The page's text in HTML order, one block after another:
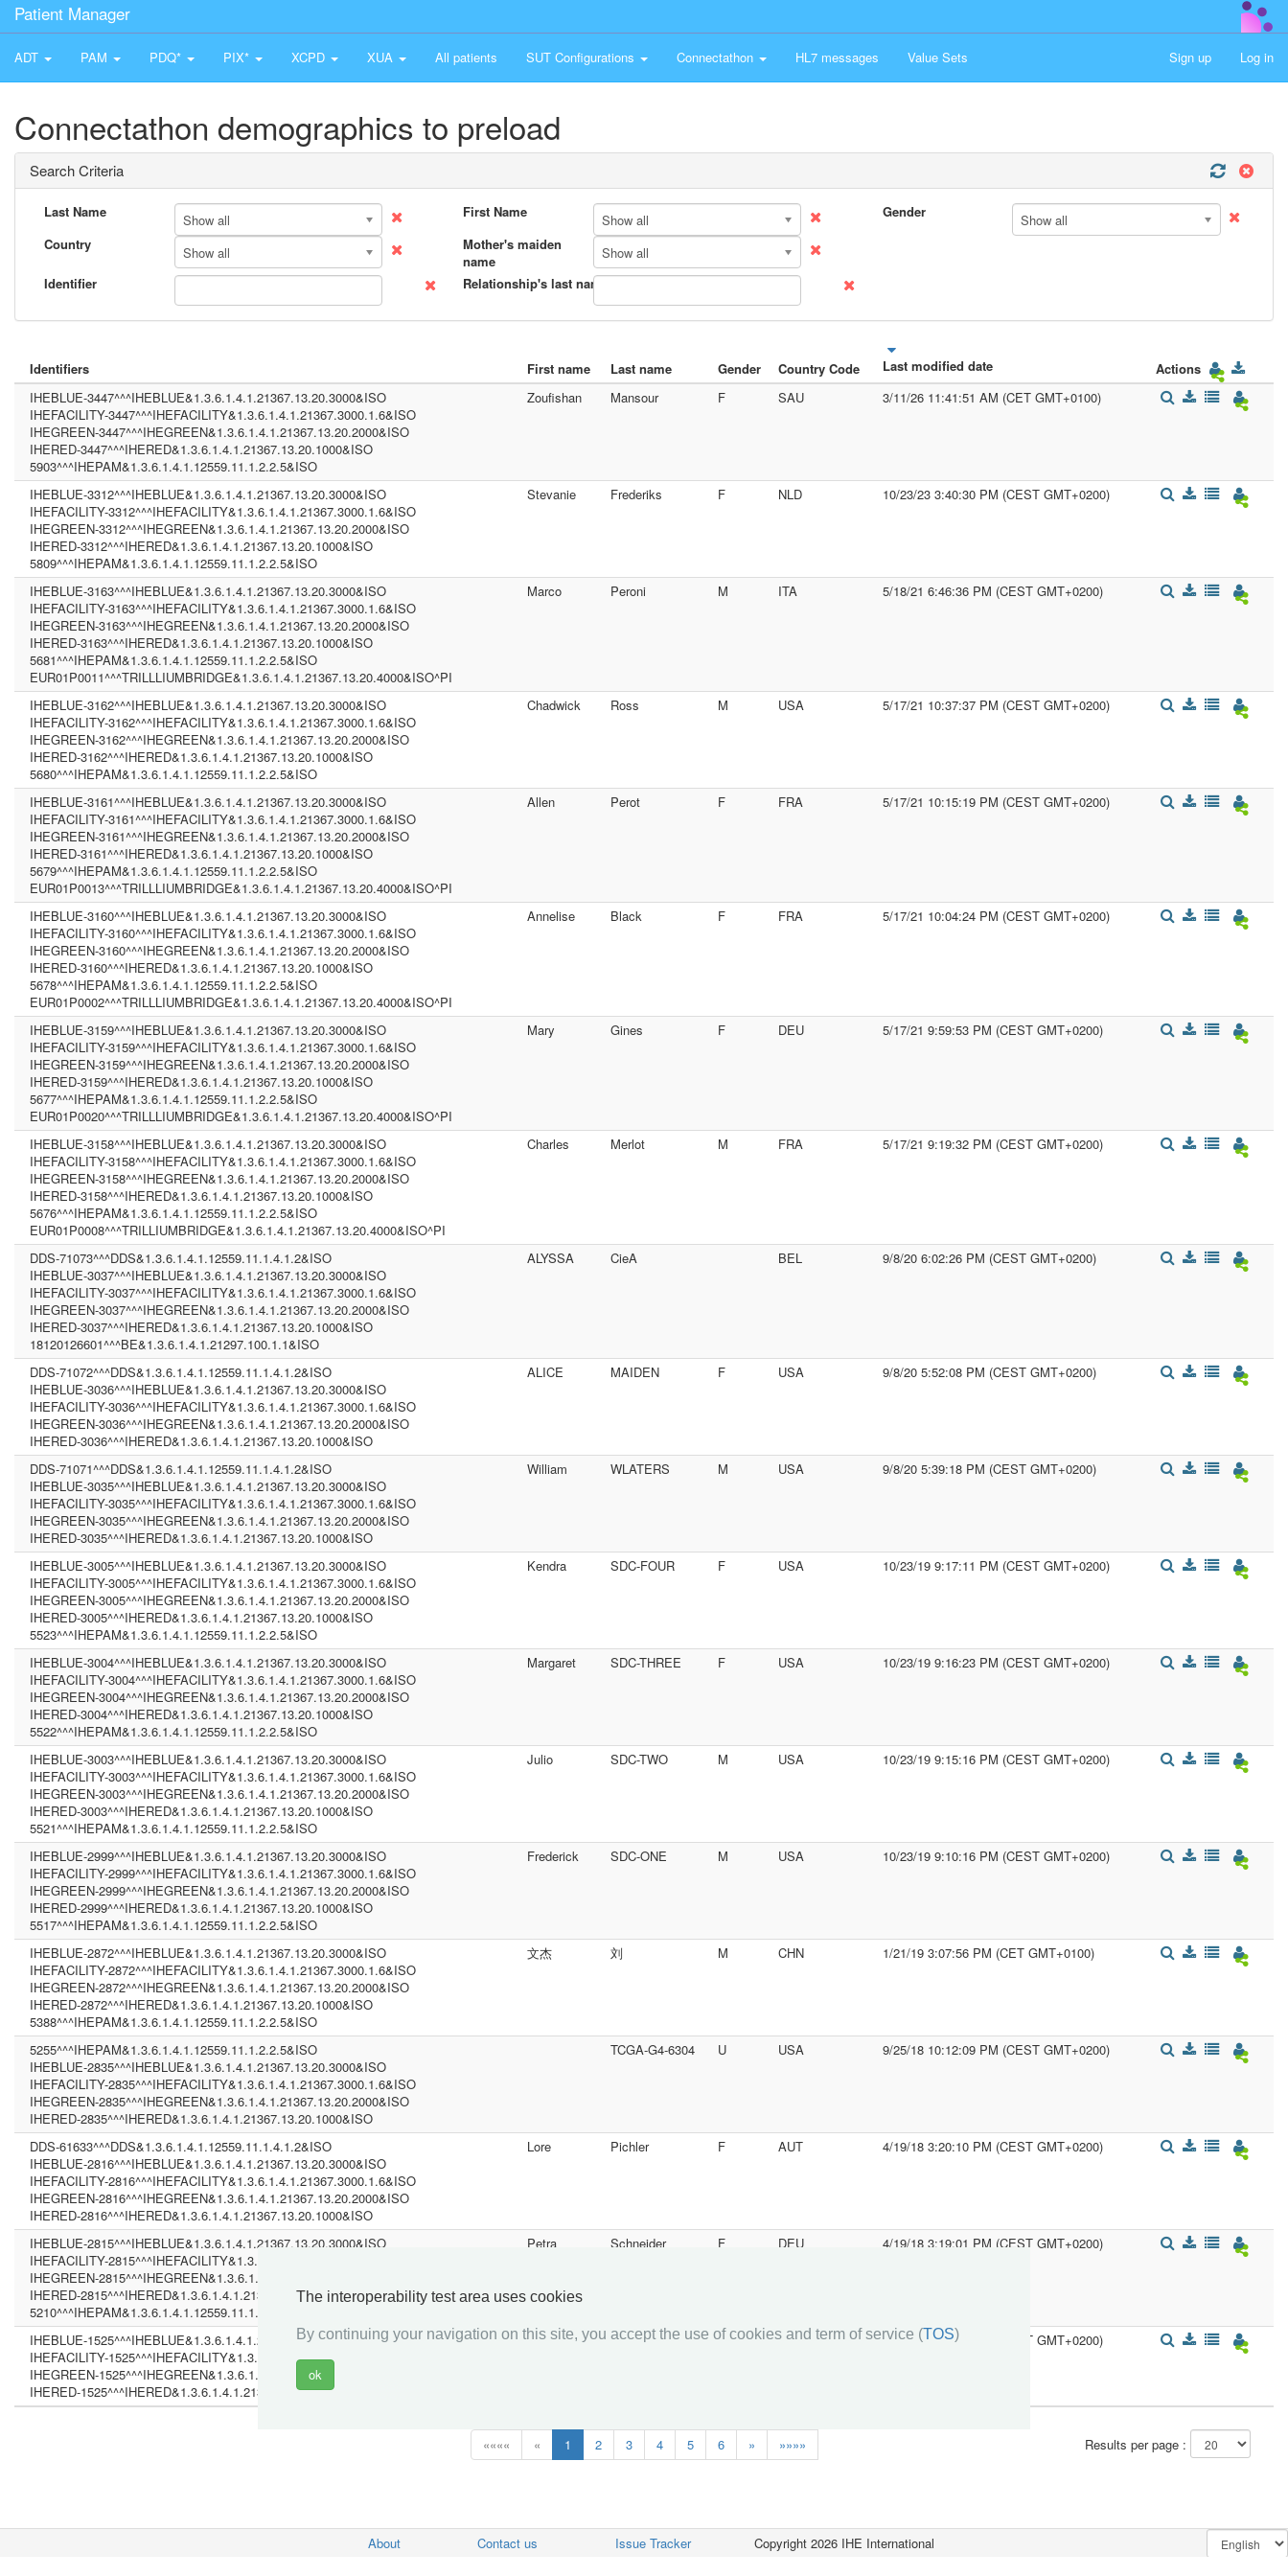
Patient Manager
ADT PAM PDQ* PIX* XCPD XUA All patients SUT Configurations Connectathon HL7 messages Value Sets Sign up Log in
Connectathon demographics to preload
Search Criteria
Last Name Show all First Name Show all Gender
Show all
Country
Show all
Mother's maiden
name
Show all
Identifier
Relationship's last name
Identifiers First name Last name Gender Country Code Last modified date Actions
«««« « 1 2 3 4 5 6 » »»»» Results per page :
IHEBLUE-3447^^^IHEBLUE&1.3.6.1.4.1.21367.13.20.3000&ISO
IHEFACILITY-3447^^^IHEFACILITY&1.3.6.1.4.1.21367.3000.1.6&ISO
IHEGREEN-3447^^^IHEGREEN&1.3.6.1.4.1.21367.13.20.2000&ISO
IHERED-3447^^^IHERED&1.3.6.1.4.1.21367.13.20.1000&ISO
5903^^^IHEPAM&1.3.6.1.4.1.12559.11.1.2.2.5&ISO
Zoufishan Mansour F SAU 3/11/26 11:41:51 AM (CET GMT+0100)
IHEBLUE-3312^^^IHEBLUE&1.3.6.1.4.1.21367.13.20.3000&ISO
IHEFACILITY-3312^^^IHEFACILITY&1.3.6.1.4.1.21367.3000.1.6&ISO
IHEGREEN-3312^^^IHEGREEN&1.3.6.1.4.1.21367.13.20.2000&ISO
IHERED-3312^^^IHERED&1.3.6.1.4.1.21367.13.20.1000&ISO
5809^^^IHEPAM&1.3.6.1.4.1.12559.11.1.2.2.5&ISO
Stevanie Frederiks F NLD 10/23/23 3:40:30 PM (CEST GMT+0200)
IHEBLUE-3163^^^IHEBLUE&1.3.6.1.4.1.21367.13.20.3000&ISO
IHEFACILITY-3163^^^IHEFACILITY&1.3.6.1.4.1.21367.3000.1.6&ISO
IHEGREEN-3163^^^IHEGREEN&1.3.6.1.4.1.21367.13.20.2000&ISO
IHERED-3163^^^IHERED&1.3.6.1.4.1.21367.13.20.1000&ISO
5681^^^IHEPAM&1.3.6.1.4.1.12559.11.1.2.2.5&ISO
EUR01P0011^^^TRILLLIUMBRIDGE&1.3.6.1.4.1.21367.13.20.4000&ISO^PI
Marco Peroni M ITA 5/18/21 6:46:36 PM (CEST GMT+0200)
IHEBLUE-3162^^^IHEBLUE&1.3.6.1.4.1.21367.13.20.3000&ISO
IHEFACILITY-3162^^^IHEFACILITY&1.3.6.1.4.1.21367.3000.1.6&ISO
IHEGREEN-3162^^^IHEGREEN&1.3.6.1.4.1.21367.13.20.2000&ISO
IHERED-3162^^^IHERED&1.3.6.1.4.1.21367.13.20.1000&ISO
5680^^^IHEPAM&1.3.6.1.4.1.12559.11.1.2.2.5&ISO
Chadwick Ross M USA 5/17/21 10:37:37 PM (CEST GMT+0200)
IHEBLUE-3161^^^IHEBLUE&1.3.6.1.4.1.21367.13.20.3000&ISO
IHEFACILITY-3161^^^IHEFACILITY&1.3.6.1.4.1.21367.3000.1.6&ISO
IHEGREEN-3161^^^IHEGREEN&1.3.6.1.4.1.21367.13.20.2000&ISO
IHERED-3161^^^IHERED&1.3.6.1.4.1.21367.13.20.1000&ISO
5679^^^IHEPAM&1.3.6.1.4.1.12559.11.1.2.2.5&ISO
EUR01P0013^^^TRILLLIUMBRIDGE&1.3.6.1.4.1.21367.13.20.4000&ISO^PI
Allen Perot F FRA 5/17/21 10:15:19 PM (CEST GMT+0200)
IHEBLUE-3160^^^IHEBLUE&1.3.6.1.4.1.21367.13.20.3000&ISO
IHEFACILITY-3160^^^IHEFACILITY&1.3.6.1.4.1.21367.3000.1.6&ISO
IHEGREEN-3160^^^IHEGREEN&1.3.6.1.4.1.21367.13.20.2000&ISO
IHERED-3160^^^IHERED&1.3.6.1.4.1.21367.13.20.1000&ISO
5678^^^IHEPAM&1.3.6.1.4.1.12559.11.1.2.2.5&ISO
EUR01P0002^^^TRILLLIUMBRIDGE&1.3.6.1.4.1.21367.13.20.4000&ISO^PI
Annelise Black F FRA 5/17/21 10:04:24 PM (CEST GMT+0200)
IHEBLUE-3159^^^IHEBLUE&1.3.6.1.4.1.21367.13.20.3000&ISO
IHEFACILITY-3159^^^IHEFACILITY&1.3.6.1.4.1.21367.3000.1.6&ISO
IHEGREEN-3159^^^IHEGREEN&1.3.6.1.4.1.21367.13.20.2000&ISO
IHERED-3159^^^IHERED&1.3.6.1.4.1.21367.13.20.1000&ISO
5677^^^IHEPAM&1.3.6.1.4.1.12559.11.1.2.2.5&ISO
EUR01P0020^^^TRILLLIUMBRIDGE&1.3.6.1.4.1.21367.13.20.4000&ISO^PI
Mary Gines F DEU 5/17/21 9:59:53 PM (CEST GMT+0200)
IHEBLUE-3158^^^IHEBLUE&1.3.6.1.4.1.21367.13.20.3000&ISO
IHEFACILITY-3158^^^IHEFACILITY&1.3.6.1.4.1.21367.3000.1.6&ISO
IHEGREEN-3158^^^IHEGREEN&1.3.6.1.4.1.21367.13.20.2000&ISO
IHERED-3158^^^IHERED&1.3.6.1.4.1.21367.13.20.1000&ISO
5676^^^IHEPAM&1.3.6.1.4.1.12559.11.1.2.2.5&ISO
EUR01P0008^^^TRILLIUMBRIDGE&1.3.6.1.4.1.21367.13.20.4000&ISO^PI
Charles Merlot M FRA 5/17/21 9:19:32 PM (CEST GMT+0200)
DDS-71073^^^DDS&1.3.6.1.4.1.12559.11.1.4.1.2&ISO
IHEBLUE-3037^^^IHEBLUE&1.3.6.1.4.1.21367.13.20.3000&ISO
IHEFACILITY-3037^^^IHEFACILITY&1.3.6.1.4.1.21367.3000.1.6&ISO
IHEGREEN-3037^^^IHEGREEN&1.3.6.1.4.1.21367.13.20.2000&ISO
IHERED-3037^^^IHERED&1.3.6.1.4.1.21367.13.20.1000&ISO
18120126601^^^BE&1.3.6.1.4.1.21297.100.1.1&ISO
ALYSSA CieA BEL 9/8/20 6:02:26 PM (CEST GMT+0200)
DDS-71072^^^DDS&1.3.6.1.4.1.12559.11.1.4.1.2&ISO
IHEBLUE-3036^^^IHEBLUE&1.3.6.1.4.1.21367.13.20.3000&ISO
IHEFACILITY-3036^^^IHEFACILITY&1.3.6.1.4.1.21367.3000.1.6&ISO
IHEGREEN-3036^^^IHEGREEN&1.3.6.1.4.1.21367.13.20.2000&ISO
IHERED-3036^^^IHERED&1.3.6.1.4.1.21367.13.20.1000&ISO
ALICE MAIDEN F USA 9/8/20 5:52:08 PM (CEST GMT+0200)
DDS-71071^^^DDS&1.3.6.1.4.1.12559.11.1.4.1.2&ISO
IHEBLUE-3035^^^IHEBLUE&1.3.6.1.4.1.21367.13.20.3000&ISO
IHEFACILITY-3035^^^IHEFACILITY&1.3.6.1.4.1.21367.3000.1.6&ISO
IHEGREEN-3035^^^IHEGREEN&1.3.6.1.4.1.21367.13.20.2000&ISO
IHERED-3035^^^IHERED&1.3.6.1.4.1.21367.13.20.1000&ISO
William WLATERS M USA 9/8/20 5:39:18 PM (CEST GMT+0200)
IHEBLUE-3005^^^IHEBLUE&1.3.6.1.4.1.21367.13.20.3000&ISO
IHEFACILITY-3005^^^IHEFACILITY&1.3.6.1.4.1.21367.3000.1.6&ISO
IHEGREEN-3005^^^IHEGREEN&1.3.6.1.4.1.21367.13.20.2000&ISO
IHERED-3005^^^IHERED&1.3.6.1.4.1.21367.13.20.1000&ISO
5523^^^IHEPAM&1.3.6.1.4.1.12559.11.1.2.2.5&ISO
Kendra SDC-FOUR F USA 10/23/19 9:17:11 PM (CEST GMT+0200)
IHEBLUE-3004^^^IHEBLUE&1.3.6.1.4.1.21367.13.20.3000&ISO
IHEFACILITY-3004^^^IHEFACILITY&1.3.6.1.4.1.21367.3000.1.6&ISO
IHEGREEN-3004^^^IHEGREEN&1.3.6.1.4.1.21367.13.20.2000&ISO
IHERED-3004^^^IHERED&1.3.6.1.4.1.21367.13.20.1000&ISO
5522^^^IHEPAM&1.3.6.1.4.1.12559.11.1.2.2.5&ISO
Margaret SDC-THREE F USA 10/23/19 9:16:23 PM (CEST GMT+0200)
IHEBLUE-3003^^^IHEBLUE&1.3.6.1.4.1.21367.13.20.3000&ISO
IHEFACILITY-3003^^^IHEFACILITY&1.3.6.1.4.1.21367.3000.1.6&ISO
IHEGREEN-3003^^^IHEGREEN&1.3.6.1.4.1.21367.13.20.2000&ISO
IHERED-3003^^^IHERED&1.3.6.1.4.1.21367.13.20.1000&ISO
5521^^^IHEPAM&1.3.6.1.4.1.12559.11.1.2.2.5&ISO
Julio SDC-TWO M USA 10/23/19 9:15:16 PM (CEST GMT+0200)
IHEBLUE-2999^^^IHEBLUE&1.3.6.1.4.1.21367.13.20.3000&ISO
IHEFACILITY-2999^^^IHEFACILITY&1.3.6.1.4.1.21367.3000.1.6&ISO
IHEGREEN-2999^^^IHEGREEN&1.3.6.1.4.1.21367.13.20.2000&ISO
IHERED-2999^^^IHERED&1.3.6.1.4.1.21367.13.20.1000&ISO
5517^^^IHEPAM&1.3.6.1.4.1.12559.11.1.2.2.5&ISO
Frederick SDC-ONE M USA 10/23/19 9:10:16 PM (CEST GMT+0200)
IHEBLUE-2872^^^IHEBLUE&1.3.6.1.4.1.21367.13.20.3000&ISO
IHEFACILITY-2872^^^IHEFACILITY&1.3.6.1.4.1.21367.3000.1.6&ISO
IHEGREEN-2872^^^IHEGREEN&1.3.6.1.4.1.21367.13.20.2000&ISO
IHERED-2872^^^IHERED&1.3.6.1.4.1.21367.13.20.1000&ISO
5388^^^IHEPAM&1.3.6.1.4.1.12559.11.1.2.2.5&ISO
文杰 刘 M CHN 1/21/19 3:07:56 PM (CET GMT+0100)
5255^^^IHEPAM&1.3.6.1.4.1.12559.11.1.2.2.5&ISO
IHEBLUE-2835^^^IHEBLUE&1.3.6.1.4.1.21367.13.20.3000&ISO
IHEFACILITY-2835^^^IHEFACILITY&1.3.6.1.4.1.21367.3000.1.6&ISO
IHEGREEN-2835^^^IHEGREEN&1.3.6.1.4.1.21367.13.20.2000&ISO
IHERED-2835^^^IHERED&1.3.6.1.4.1.21367.13.20.1000&ISO
TCGA-G4-6304 U USA 9/25/18 10:12:09 PM (CEST GMT+0200)
DDS-61633^^^DDS&1.3.6.1.4.1.12559.11.1.4.1.2&ISO
IHEBLUE-2816^^^IHEBLUE&1.3.6.1.4.1.21367.13.20.3000&ISO
IHEFACILITY-2816^^^IHEFACILITY&1.3.6.1.4.1.21367.3000.1.6&ISO
IHEGREEN-2816^^^IHEGREEN&1.3.6.1.4.1.21367.13.20.2000&ISO
IHERED-2816^^^IHERED&1.3.6.1.4.1.21367.13.20.1000&ISO
Lore Pichler F AUT 4/19/18 3:20:10 PM (CEST GMT+0200)
IHEBLUE-2815^^^IHEBLUE&1.3.6.1.4.1.21367.13.20.3000&ISO
IHEFACILITY-2815^^^IHEFACILITY&1.3.6.1.4.1.21367.3000.1.6&ISO
IHEGREEN-2815^^^IHEGREEN&1.3.6.1.4.1.21367.13.20.2000&ISO
IHERED-2815^^^IHERED&1.3.6.1.4.1.21367.13.20.1000&ISO
5210^^^IHEPAM&1.3.6.1.4.1.12559.11.1.2.2.5&ISO
Petra Schneider F DEU 4/19/18 3:19:01 PM (CEST GMT+0200)
IHEBLUE-1525^^^IHEBLUE&1.3.6.1.4.1.21367.13.20.3000&ISO
IHEFACILITY-1525^^^IHEFACILITY&1.3.6.1.4.1.21367.3000.1.6&ISO
IHEGREEN-1525^^^IHEGREEN&1.3.6.1.4.1.21367.13.20.2000&ISO
IHERED-1525^^^IHERED&1.3.6.1.4.1.21367.13.20.1000&ISO
Robert IRWF M USA 4/17/18 2:42:46 PM (CEST GMT+0200)
The interoperability test area uses cookies
By continuing your navigation on this site, you accept the use of cookies and term of service (TOS)
About Contact us Issue Tracker Copyright 2026 IHE International